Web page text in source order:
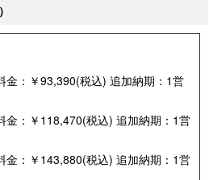
金：￥93,390(税込) 追加納期：1営
金：￥118,470(税込) 追加納期：1営
金：￥143,880(税込) 追加納期：1営